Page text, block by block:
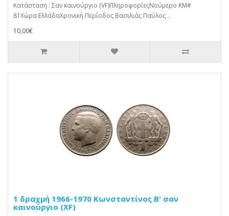
Κατάσταση : Σαν καινούργιο (VF)ΠληροφορίεςΝούμερο KM#
81Χώρα ΕλλάδαΧρονική Περίοδος Βασιλιάς Παύλος ..
10,00€
1 δραχμή 1966-1970 Κωνσταντίνος Β' σαν
καινούργιο (XF)